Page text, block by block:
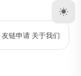
友链申请 关于我们